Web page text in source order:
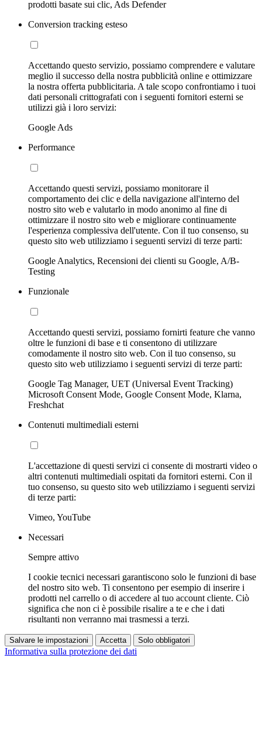
prodotti basate sui clic, Ads Defender
Conversion tracking esteso
Accettando questo servizio, possiamo comprendere e valutare
meglio il successo della nostra pubblicità online e ottimizzare
la nostra offerta pubblicitaria. A tale scopo confrontiamo i tuoi
dati personali crittografati con i seguenti fornitori esterni se
utilizzi già i loro servizi:
Google Ads
Performance
Accettando questi servizi, possiamo monitorare il
comportamento dei clic e della navigazione all'interno del
nostro sito web e valutarlo in modo anonimo al fine di
ottimizzare il nostro sito web e migliorare continuamente
l'esperienza complessiva dell'utente. Con il tuo consenso, su
questo sito web utilizziamo i seguenti servizi di terze parti:
Google Analytics, Recensioni dei clienti su Google, A/B-
Testing
Funzionale
Accettando questi servizi, possiamo fornirti feature che vanno
oltre le funzioni di base e ti consentono di utilizzare
comodamente il nostro sito web. Con il tuo consenso, su
questo sito web utilizziamo i seguenti servizi di terze parti:
Google Tag Manager, UET (Universal Event Tracking)
Microsoft Consent Mode, Google Consent Mode, Klarna,
Freshchat
Contenuti multimediali esterni
L'accettazione di questi servizi ci consente di mostrarti video o
altri contenuti multimediali ospitati da fornitori esterni. Con il
tuo consenso, su questo sito web utilizziamo i seguenti servizi
di terze parti:
Vimeo, YouTube
Necessari
Sempre attivo
I cookie tecnici necessari garantiscono solo le funzioni di base
del nostro sito web. Ti consentono per esempio di inserire i
prodotti nel carrello o di accedere al tuo account cliente. Ciò
significa che non ci è possibile risalire a te e che i dati
risultanti non verranno mai trasmessi a terzi.
Salvare le impostazioni Accetta Solo obbligatori
Informativa sulla protezione dei dati